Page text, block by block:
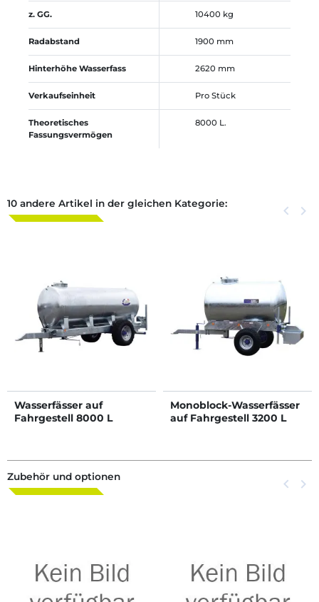
z. GG. 10400 kg
Radabstand 1900 mm
Hinterhöhe Wasserfass 2620 mm
Verkaufseinheit Pro Stück
Theoretisches
Fassungsvermögen
8000 L.
10 andere Artikel in der gleichen Kategorie: Zurück
keyboard_arrow_left keyboard_arrow_right
Wasserfässer auf
Fahrgestell 8000 L
Monoblock-Wasserfässer
auf Fahrgestell 3200 L
Zubehör und optionen Zurück
keyboard_arrow_left keyboard_arrow_right